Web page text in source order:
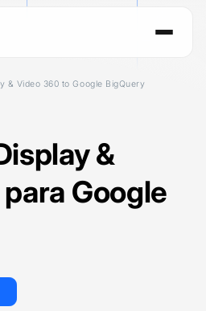
& Video 360 to Google BigQuery
&
Google